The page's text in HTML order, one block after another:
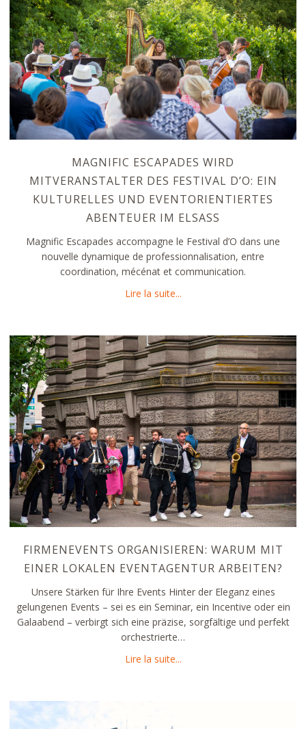
MAGNIFIC ESCAPADES WIRD
MITVERANSTALTER DES FESTIVAL D’O: EIN
KULTURELLES UND EVENTORIENTIERTES
ABENTEUER IM ELSASS
Magnific Escapades accompagne le Festival d’O dans une
nouvelle dynamique de professionnalisation, entre
coordination, mécénat et communication.
Lire la suite...about Magnific Escapades
FIRMENEVENTS ORGANISIEREN: WARUM MIT
EINER LOKALEN EVENTAGENTUR ARBEITEN?
Unsere Stärken für Ihre Events Hinter der Eleganz eines
gelungenen Events – sei es ein Seminar, ein Incentive oder ein
Galaabend – verbirgt sich eine präzise, sorgfältige und perfekt
orchestrierte…
Lire la suite...about Firmenevents